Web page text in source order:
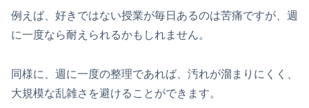
例えば、好きではない授業が毎日あるのは苦痛ですが、週
に一度なら耐えられるかもしれません。
同様に、週に一度の整理であれば、汚れが溜まりにくく、
大規模な乱雑さを避けることができます。